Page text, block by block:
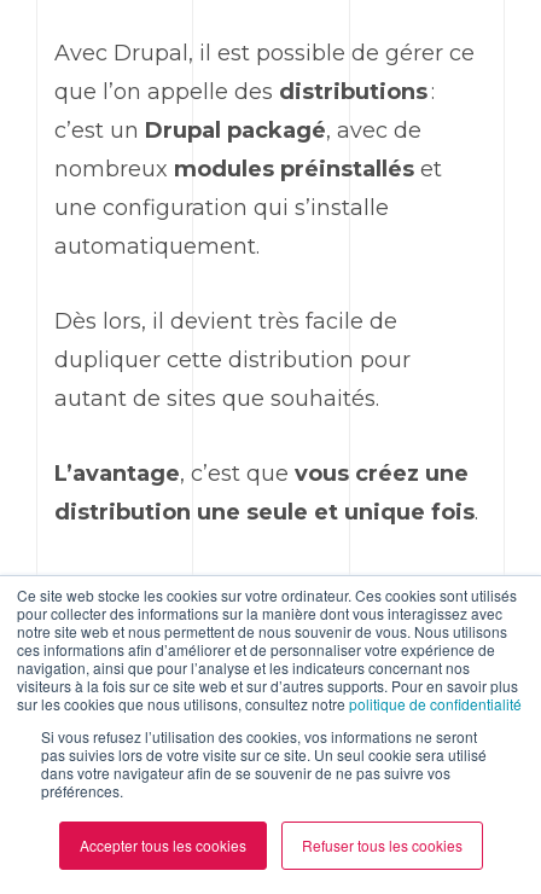
Ce site web stocke les cookies sur votre ordinateur. Ces cookies sont utilisés
pour collecter des informations sur la manière dont vous interagissez avec
notre site web et nous permettent de nous souvenir de vous. Nous utilisons
ces informations afin d’améliorer et de personnaliser votre expérience de
navigation, ainsi que pour l’analyse et les indicateurs concernant nos
visiteurs à la fois sur ce site web et sur d’autres supports. Pour en savoir plus
sur les cookies que nous utilisons, consultez notre politique de confidentialité
Si vous refusez l’utilisation des cookies, vos informations ne seront
pas suivies lors de votre visite sur ce site. Un seul cookie sera utilisé
dans votre navigateur afin de se souvenir de ne pas suivre vos
préférences.
Accepter tous les cookies Refuser tous les cookies
Avec Drupal, il est possible de gérer ce
que l’on appelle des distributions:
c’est un Drupal packagé, avec de
nombreux modules préinstallés et
une configuration qui s’installe
automatiquement.
Dès lors, il devient très facile de
dupliquer cette distribution pour
autant de sites que souhaités.
L’avantage, c’est que vous créez une
distribution une seule et unique fois.
Ledésavantage, c’est que dès lors que
vos sites sont installés, ils peuvent vivre
indépendamment et queleur
maintenance n’est que partiellement
mutualisée(les mises à jour de base
de données doivent être lancés
individuellement par site).